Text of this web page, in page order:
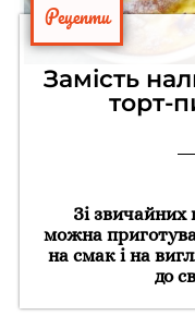
Рецепти
Замість
торт-
Зі звичайних
можна
на смак і на
до